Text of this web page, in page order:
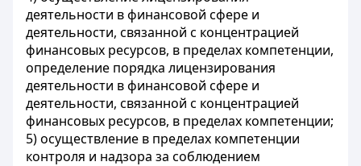
деятельности в финансовой сфере и
деятельности, связанной с концентрацией
финансовых ресурсов, в пределах компетенции,
определение порядка лицензирования
деятельности в финансовой сфере и
деятельности, связанной с концентрацией
финансовых ресурсов, в пределах компетенции;
5) осуществление в пределах компетенции
контроля и надзора за соблюдением